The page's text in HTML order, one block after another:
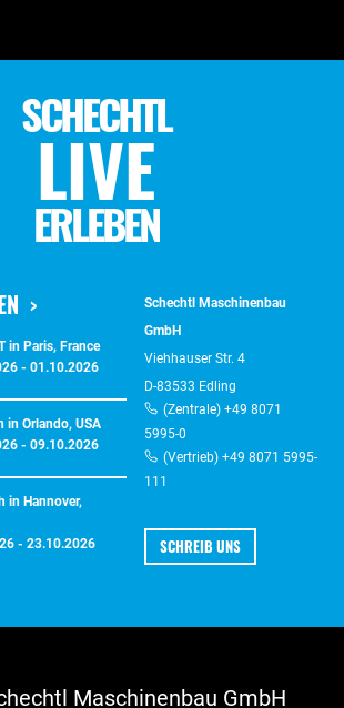
SCHECHTL
LIVE
ERLEBEN
in Paris, France
- 01.10.2026
in Orlando, USA
- 09.10.2026
in Hannover,
- 23.10.2026
Schechtl Maschinenbau
GmbH
Viehhauser Str. 4
D-83533 Edling
(Zentrale) +49 8071
5995-0
(Vertrieb) +49 8071 5995-
111
SCHREIB UNS
Maschinenbau GmbH